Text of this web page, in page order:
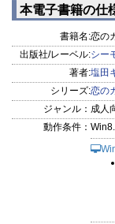
本電子書籍の仕
書籍名:恋の
出版社/レーベル:シー
著者:塩田
シリーズ:恋の
ジャンル： 成人
動作条件：